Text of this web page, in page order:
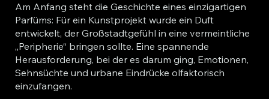
Am Anfang steht die Geschichte eines einzigartigen
Parfüms: Für ein Kunstprojekt wurde ein Duft
entwickelt, der Großstadtgefühl in eine vermeintliche
„Peripherie“ bringen sollte. Eine spannende
Herausforderung, bei der es darum ging, Emotionen,
Sehnsüchte und urbane Eindrücke olfaktorisch
einzufangen.